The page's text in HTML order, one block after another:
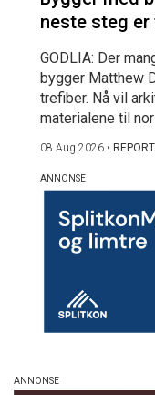
neste steg
GODLIA: Der
bygger Matthew
trefiber. Nå vil
materialene til
08 Aug 2026 •